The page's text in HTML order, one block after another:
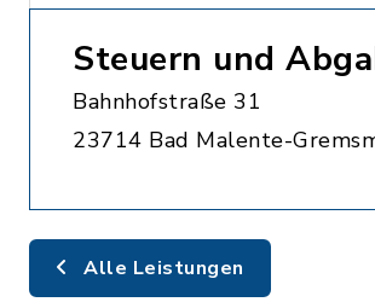
Steuern und
Bahnhofstraße 31
23714 Bad Malente-
Alle Leistungen